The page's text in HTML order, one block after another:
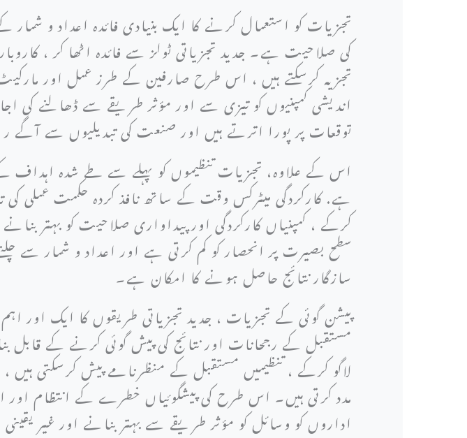
تجزیات کو استعمال کرنے کا ایک بنیادی فائدہ اعداد و
کی صلاحیت ہے۔ جدید تجزیاتی ٹولز سے فائدہ اٹھا کر ،
تجزیہ کرسکتے ہیں ، اس طرح صارفین کے طرز عمل اور
اندیشی کمپنیوں کو تیزی سے اور مؤثر طریقے سے ڈھالنے کی
توقعات پر پورا اترتے ہیں اور صنعت کی تبدیلیوں سے آگے
اس کے علاوہ، تجزیات تنظیموں کو پہلے سے طے شدہ اہداف
ہے. کارکردگی میٹرکس وقت کے ساتھ نافذ کردہ حکمت عملی کی
کرکے ، کمپنیاں کارکردگی اور پیداواری صلاحیت کو بہتر
سطح بصیرت پر انحصار کو کم کرتی ہے اور اعداد و شمار سے
سازگار نتائج حاصل ہونے کا امکان ہے۔
پیشن گوئی کے تجزیات ، جدید تجزیاتی طریقوں کا ایک اور
مستقبل کے رجحانات اور نتائج کی پیش گوئی کرنے کے قابل
لاگو کرکے ، تنظیمیں مستقبل کے منظرنامے پیش کرسکتی ہیں
مدد کرتی ہیں۔ اس طرح کی پیشگوئیاں خطرے کے انتظام
اداروں کو وسائل کو مؤثر طریقے سے بہتر بنانے اور غیر